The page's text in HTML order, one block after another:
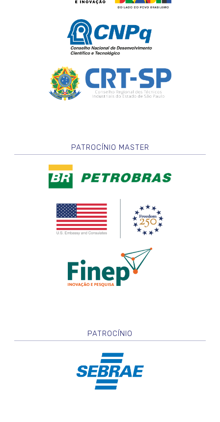
PATROCÍNIO MASTER
PATROCÍNIO